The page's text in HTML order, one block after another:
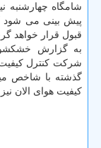
شامگاه چهارشنبه
پیش بینی می شود
قبول قرار خواهد
به گزارش
کیفیت هوای الان نیز با